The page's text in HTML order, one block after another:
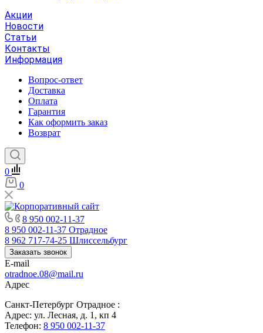
Акции
Новости
Статьи
Контакты
Информация
Вопрос-ответ
Доставка
Оплата
Гарантия
Как оформить заказ
Возврат
0
0
8 950 002-11-37
8 950 002-11-37 Отрадное
8 962 717-74-25 Шлиссельбург
Заказать звонок
E-mail
otradnoe.08@mail.ru
Адрес
Санкт-Петербург Отрадное :
Адрес: ул. Лесная, д. 1, кп 4
Телефон: 8 950 002-11-37